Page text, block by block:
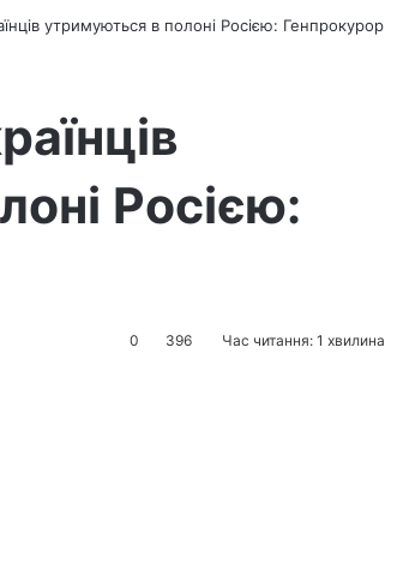
утримуються в полоні Росією: Генпрокурор
Росією:
0 396 Час читання: 1 хвилина